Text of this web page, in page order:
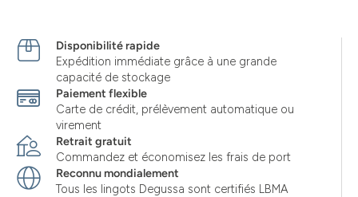
Disponibilité rapide
Expédition immédiate grâce à une grande
capacité de stockage
Paiement flexible
Carte de crédit, prélèvement automatique ou
virement
Retrait gratuit
Commandez et économisez les frais de port
Reconnu mondialement
Tous les lingots Degussa sont certifiés LBMA